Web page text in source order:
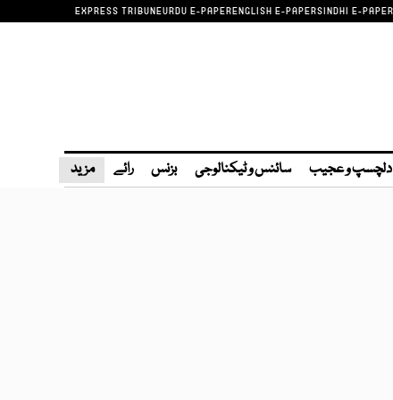
EXPRESS TRIBUNEURDU E-PAPERENGLISH E-PAPERSINDHI E-PAPER
دلچسپ و عجیب سائنس و ٹیکنالوجی بزنس رائے مزید